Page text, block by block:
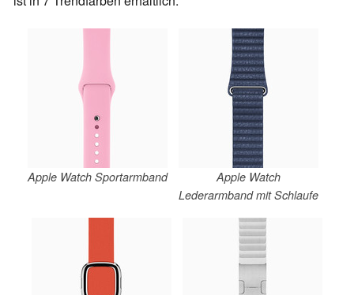
Apple Watch Sportarmband
Apple Watch
Lederarmband mit Schlaufe